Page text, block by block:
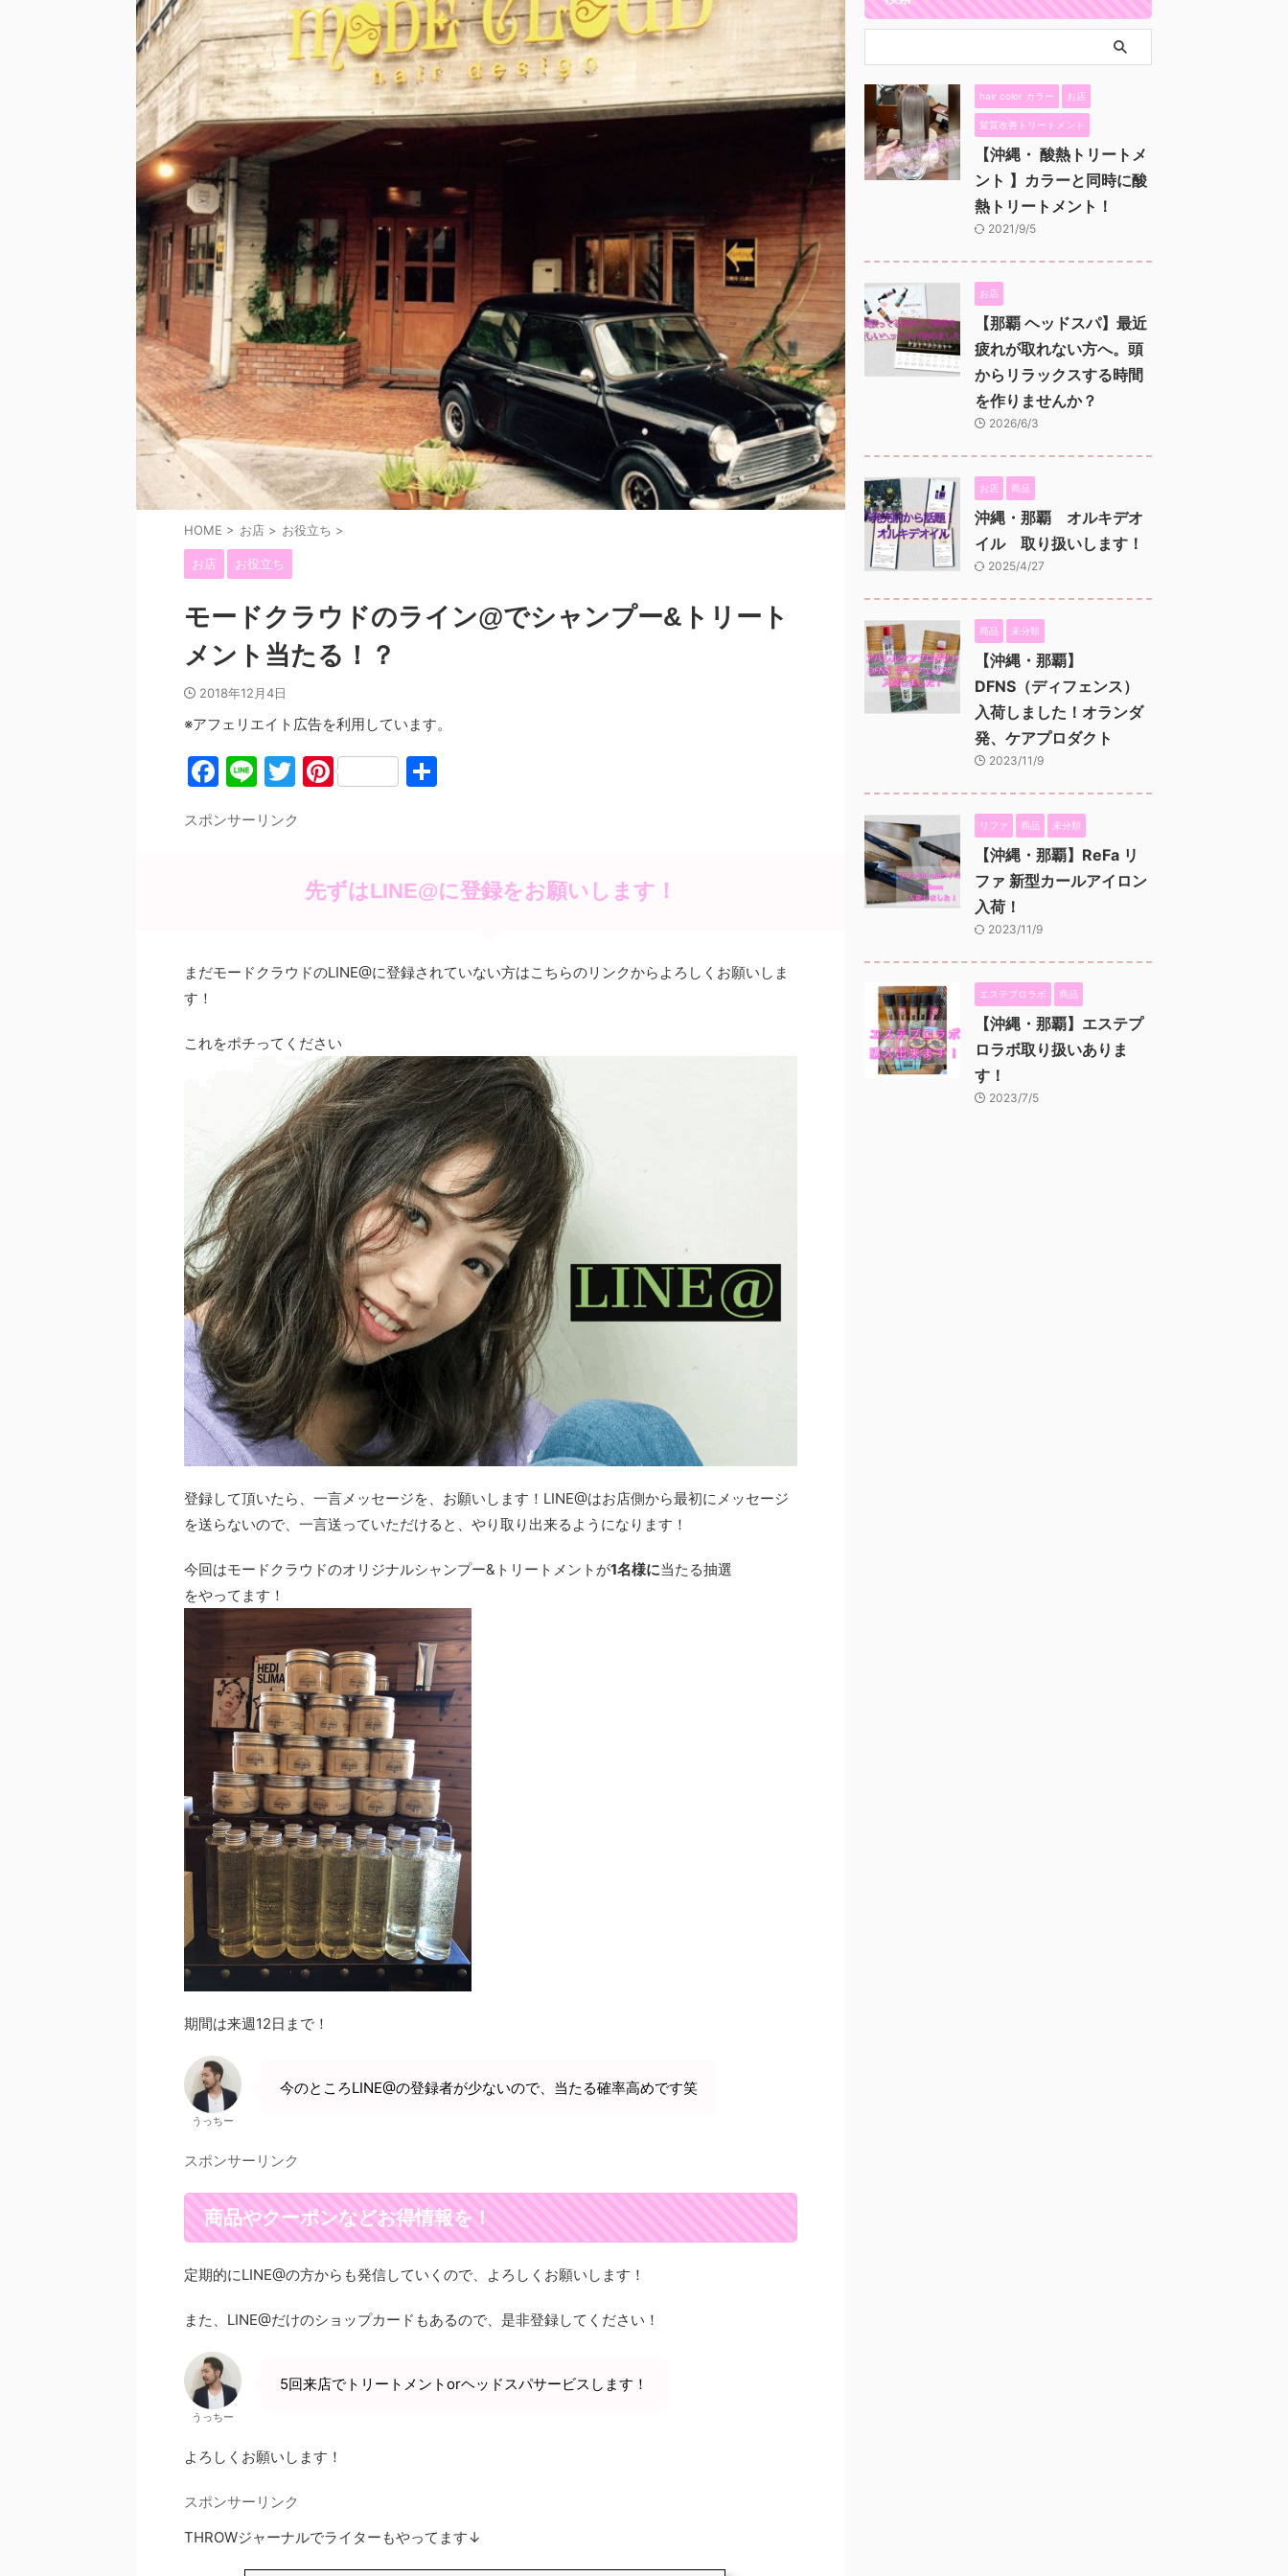
HOME > お店 > お役立ち >
お店 お役立ち
モードクラウドのライン@でシャンプー&トリート
メント当たる！？
2018年12月4日
※アフェリエイト広告を利用しています。
F
c
k
Li
e
T Pi
st
スポンサーリンク
先ずはLINE@に登録をお願いします！
まだモードクラウドのLINE@に登録されていない方はこちらのリンクからよろしくお願いしま
す！
これをポチってください
登録して頂いたら、一言メッセージを、お願いします！LINE@はお店側から最初にメッセージ
を送らないので、一言送っていただけると、やり取り出来るようになります！
今回はモードクラウドのオリジナルシャンプー&トリートメントが1名様に当たる抽選
をやってます！
期間は来週12日まで！
うっちー
今のところLINE@の登録者が少ないので、当たる確率高めです笑
スポンサーリンク
商品やクーポンなどお得情報を！
定期的にLINE@の方からも発信していくので、よろしくお願いします！
また、LINE@だけのショップカードもあるので、是非登録してください！
うっちー
5回来店でトリートメントorヘッドスパサービスします！
よろしくお願いします！
スポンサーリンク
THROWジャーナルでライターもやってます↓
hair color カラー お店
髪質改善トリートメント
【沖縄・ 酸熱トリートメ
ント 】カラーと同時に酸
熱トリートメント！
2021/9/5
お店
【那覇 ヘッドスパ】最近
疲れが取れない方へ。頭
からリラックスする時間
を作りませんか？
2026/6/3
お店 商品
沖縄・那覇 オルキデオ
イル 取り扱いします！
2025/4/27
商品 未分類
【沖縄・那覇】
DFNS（ディフェンス）
入荷しました！オランダ
発、ケアプロダクト
2023/11/9
リファ 商品 未分類
【沖縄・那覇】ReFa リ
ファ 新型カールアイロン
入荷！
2023/11/9
エステプロラボ 商品
【沖縄・那覇】エステプ
ロラボ取り扱いありま
す！
2023/7/5